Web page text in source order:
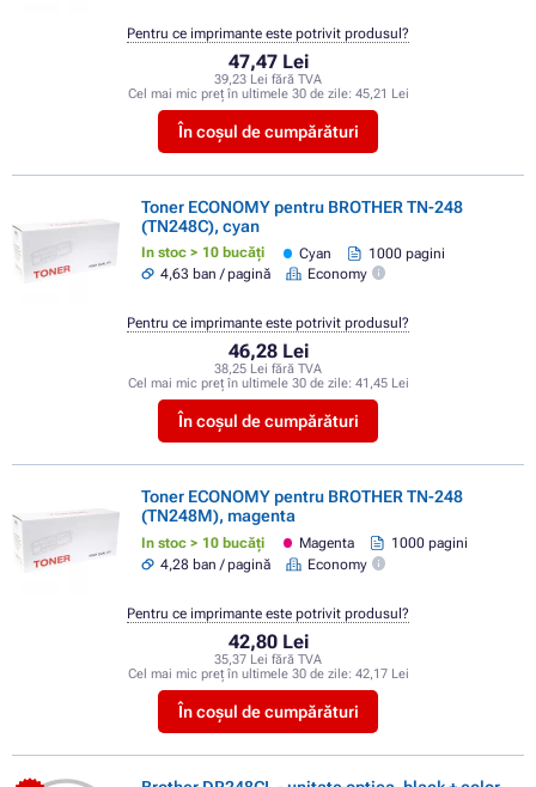
47,47 Lei
39,23 Lei fără TVA
Cel mai mic preț în ultimele 30 de zile: 45,21 Lei
În coșul de cumpărături
Pentru ce imprimante este potrivit produsul?
Toner ECONOMY pentru BROTHER TN-248
(TN248C), cyan
In stoc > 10 bucăți Cyan
1000 pagini
4,63 ban / pagină
Economy
46,28 Lei
38,25 Lei fără TVA
Cel mai mic preț în ultimele 30 de zile: 41,45 Lei
În coșul de cumpărături
Pentru ce imprimante este potrivit produsul?
Toner ECONOMY pentru BROTHER TN-248
(TN248M), magenta
In stoc > 10 bucăți Magenta
1000 pagini
4,28 ban / pagină
Economy
42,80 Lei
35,37 Lei fără TVA
Cel mai mic preț în ultimele 30 de zile: 42,17 Lei
În coșul de cumpărături
Pentru ce imprimante este potrivit produsul?